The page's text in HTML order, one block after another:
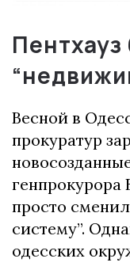
Весной в
прокуратур
генпрокурора
просто
систему”.
одесских